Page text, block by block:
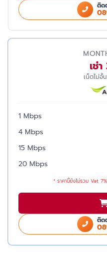
ติด
เช่
เน็ตไม่อั้
1 Mbps
4 Mbps
15 Mbps
20 Mbps
* ราคานี้ยังไม่รวม Vat
ติด